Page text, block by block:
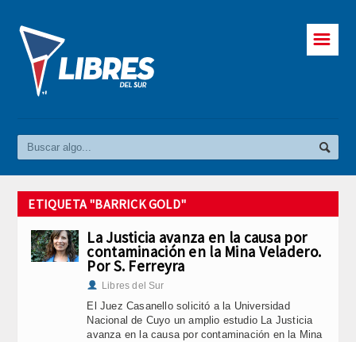
☰
ETIQUETA "BARRICK GOLD"
La Justicia avanza en la causa por
contaminación en la Mina Veladero.
Por S. Ferreyra
Libres del Sur
El Juez Casanello solicitó a la Universidad
Nacional de Cuyo un amplio estudio La Justicia
avanza en la causa por contaminación en la Mina